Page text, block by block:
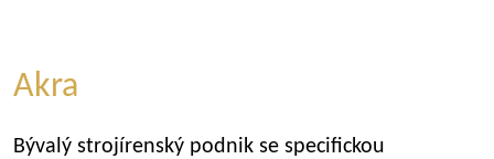
Akra
Bývalý strojírenský podnik se specifickou